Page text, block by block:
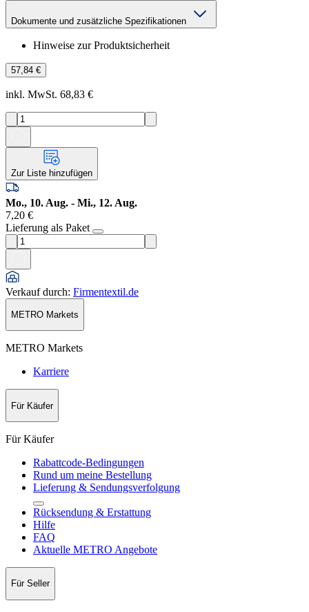
Dokumente und zusätzliche Spezifikationen
Hinweise zur Produktsicherheit
57,84 €
inkl. MwSt. 68,83 €
Zur Liste hinzufügen
Mo., 10. Aug. - Mi., 12. Aug.
7,20 €
Lieferung als Paket
Verkauf durch: Firmentextil.de
METRO Markets
METRO Markets
Karriere
Für Käufer
Für Käufer
Rabattcode-Bedingungen
Rund um meine Bestellung
Lieferung & Sendungsverfolgung
Rücksendung & Erstattung
Hilfe
FAQ
Aktuelle METRO Angebote
Für Seller